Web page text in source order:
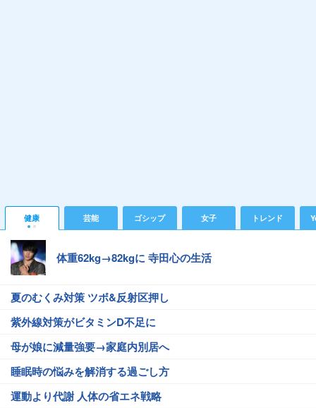
健康 芸能 ゴシップ 女子 トレンド
体重62kg→82kgに 寺田心の生活
夏のむくみ対策 ツボ&反射区押し
紫外線対策がビタミンD不足に
母が娘に減量強要→家庭内別居へ
睡眠時の悩みを解消する過ごし方
運動より代謝 人体の省エネ戦略